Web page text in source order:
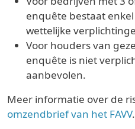
enquête bestaat
wettelijke
Voor houders van
enquête is niet
aanbevolen.
Meer informatie over de
omzendbrief van het FAVV.